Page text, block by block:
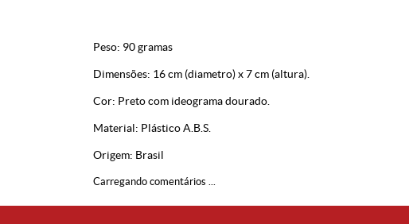
Peso: 90 gramas
Dimensões: 16 cm (diametro) x 7 cm (altura).
Cor: Preto com ideograma dourado.
Material: Plástico A.B.S.
Origem: Brasil
Carregando comentários ...